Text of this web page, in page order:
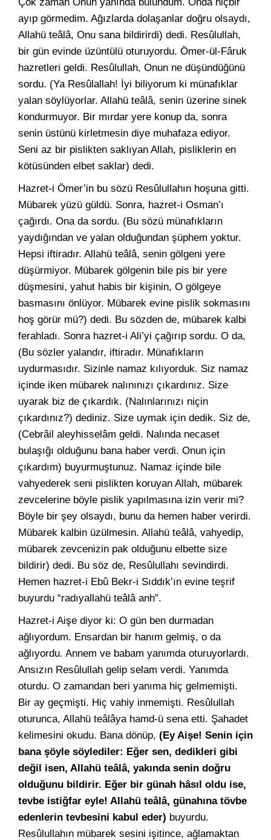
ayıp görmedim. Ağızlarda dolaşanlar doğru olsaydı,
Allahü teâlâ, Onu sana bildirirdi) dedi. Resûlullah,
bir gün evinde üzüntülü oturuyordu. Ömer-ül-Fâruk
hazretleri geldi. Resûlullah, Onun ne düşündüğünü
sordu. (Ya Resûlallah! İyi biliyorum ki münafıklar
yalan söylüyorlar. Allahü teâlâ, senin üzerine sinek
kondurmuyor. Bir mırdar yere konup da, sonra
senin üstünü kirletmesin diye muhafaza ediyor.
Seni az bir pislikten saklıyan Allah, pisliklerin en
kötüsünden elbet saklar) dedi.
Hazret-i Ömer’in bu sözü Resûlullahın hoşuna gitti.
Mübarek yüzü güldü. Sonra, hazret-i Osman’ı
çağırdı. Ona da sordu. (Bu sözü münafıkların
yaydığından ve yalan olduğundan şüphem yoktur.
Hepsi iftiradır. Allahü teâlâ, senin gölgeni yere
düşürmiyor. Mübarek gölgenin bile pis bir yere
düşmesini, yahut habis bir kişinin, O gölgeye
basmasını önlüyor. Mübarek evine pislik sokmasını
hoş görür mü?) dedi. Bu sözden de, mübarek kalbi
ferahladı. Sonra hazret-i Ali’yi çağırıp sordu. O da,
(Bu sözler yalandır, iftiradır. Münafıkların
uydurmasıdır. Sizinle namaz kılıyorduk. Siz namaz
içinde iken mübarek nalınınızı çıkardınız. Size
uyarak biz de çıkardık. (Nalınlarınızı niçin
çıkardınız?) dediniz. Size uymak için dedik. Siz de,
(Cebrâil aleyhisselâm geldi. Nalında necaset
bulaşığı olduğunu bana haber verdi. Onun için
çıkardım) buyurmuştunuz. Namaz içinde bile
vahyederek seni pislikten koruyan Allah, mübarek
zevcelerine böyle pislik yapılmasına izin verir mi?
Böyle bir şey olsaydı, bunu da hemen haber verirdi.
Mübarek kalbin üzülmesin. Allahü teâlâ, vahyedip,
mübarek zevcenizin pak olduğunu elbette size
bildirir) dedi. Bu söz de, Resûlullahı sevindirdi.
Hemen hazret-i Ebû Bekr-i Sıddık’ın evine teşrif
buyurdu “radıyallahü teâlâ anh”.
Hazret-i Aişe diyor ki: O gün ben durmadan
ağlıyordum. Ensardan bir hanım gelmiş, o da
ağlıyordu. Annem ve babam yanımda oturuyorlardı.
Ansızın Resûlullah gelip selam verdi. Yanımda
oturdu. O zamandan beri yanıma hiç gelmemişti.
Bir ay geçmişti. Hiç vahiy inmemişti. Resûlullah
oturunca, Allahü teâlâya hamd-ü sena etti. Şahadet
kelimesini okudu. Bana dönüp, (Ey Aişe! Senin için
bana şöyle söylediler: Eğer sen, dedikleri gibi
değil isen, Allahü teâlâ, yakında senin doğru
olduğunu bildirir. Eğer bir günah hâsıl oldu ise,
tevbe istiğfar eyle! Allahü teâlâ, günahına tövbe
edenlerin tevbesini kabul eder) buyurdu.
Resûlullahın mübarek sesini işitince, ağlamaktan